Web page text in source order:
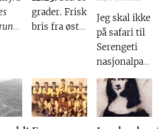
grader. Frisk
bris fra øst. I
skog i
Gressholmdalen.
Jeg skal ikke
på safari til
Serengeti
nasjonalpark
i Tanzania,
ikke til
i Pasvik